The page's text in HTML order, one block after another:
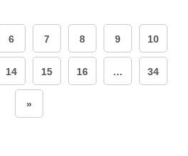
6 7 8 9 10
14 15 16 … 34
»